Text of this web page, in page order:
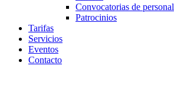
Convocatorias de personal
Patrocinios
Tarifas
Servicios
Eventos
Contacto